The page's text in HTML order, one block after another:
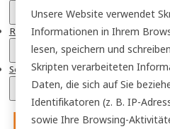
Ressourcen
Sektoren
Unsere Website verwendet
Informationen in Ihrem
lesen, speichern und
Skripten verarbeiteten
Daten, die sich auf Sie
Identifikatoren (z. B. IP-
sowie Ihre Browsing-